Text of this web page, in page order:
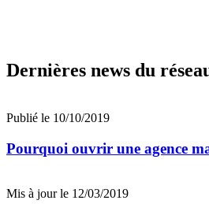
Dernières news du
Publié le 10/10/2019
Pourquoi ouvrir une agence
Mis à jour le 12/03/2019